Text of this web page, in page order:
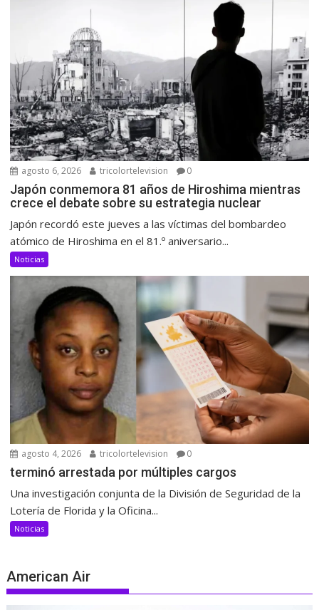
agosto 6, 2026 tricolortelevision 0
Japón conmemora 81 años de Hiroshima mientras
crece el debate sobre su estrategia nuclear
Japón recordó este jueves a las víctimas del bombardeo
atómico de Hiroshima en el 81.º aniversario...
Noticias
agosto 4, 2026 tricolortelevision 0
terminó arrestada por múltiples cargos
Una investigación conjunta de la División de Seguridad de la
Lotería de Florida y la Oficina...
Noticias
American Air